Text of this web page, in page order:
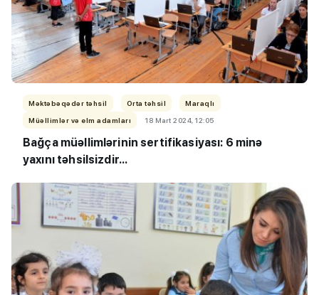
Məktəbəqədər təhsil Orta təhsil
Maraqlı
Müəllimlər və elm adamları
18 Mart 2024, 12:05
Bağça müəllimlərinin sertifikasiyası: 6 minə
yaxını təhsilsizdir...